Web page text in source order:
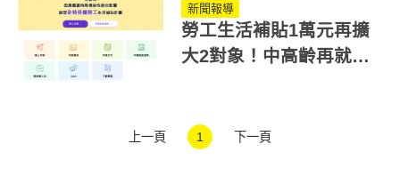
新聞報導
勞工生活補貼1萬元再擴
大2對象！中高齡再就業
上一頁 1 下一頁